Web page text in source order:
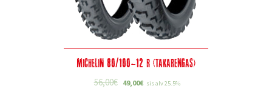
Michelin 80/100-12 R (takarengas)
56,00€ 49,00€ sis alv 25.5%